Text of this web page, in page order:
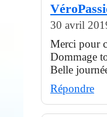
30 avril
Merci pour
Dommage
Belle
Répondre